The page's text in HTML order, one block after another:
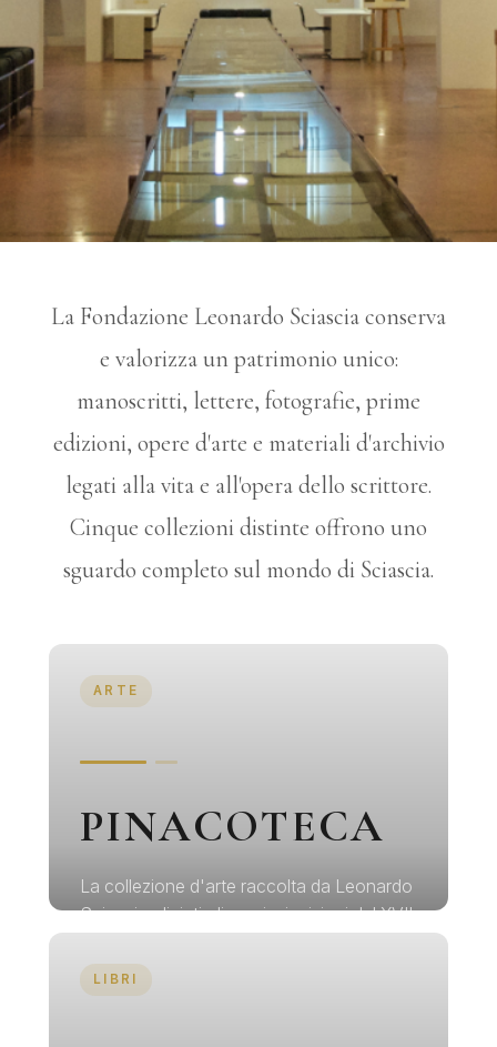
Le Collezioni
Il patrimonio culturale della Fondazione Leonardo
Sciascia
La Fondazione Leonardo Sciascia conserva
e valorizza un patrimonio unico:
manoscritti, lettere, fotografie, prime
edizioni, opere d'arte e materiali d'archivio
legati alla vita e all'opera dello scrittore.
Cinque collezioni distinte offrono uno
sguardo completo sul mondo di Sciascia.
ARTE
PINACOTECA
La collezione d'arte raccolta da Leonardo
Sciascia: dipinti, disegni e incisioni dal XVII
LIBRI